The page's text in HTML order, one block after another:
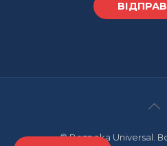
© Bezpeka Universal.